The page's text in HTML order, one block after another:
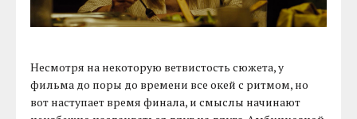
Несмотря на некоторую ветвистость сюжета, у
фильма до поры до времени все окей с ритмом, но
вот наступает время финала, и смыслы начинают